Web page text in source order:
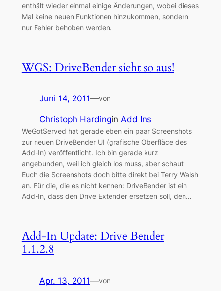
enthält wieder einmal einige Änderungen, wobei dieses
Mal keine neuen Funktionen hinzukommen, sondern
nur Fehler behoben werden.
WGS: DriveBender sieht so aus!
Juni 14, 2011—von
Christoph Hardingin Add Ins
WeGotServed hat gerade eben ein paar Screenshots
zur neuen DriveBender UI (grafische Oberfläce des
Add-In) veröffentlicht. Ich bin gerade kurz
angebunden, weil ich gleich los muss, aber schaut
Euch die Screenshots doch bitte direkt bei Terry Walsh
an. Für die, die es nicht kennen: DriveBender ist ein
Add-In, dass den Drive Extender ersetzen soll, den…
Add-In Update: Drive Bender
1.1.2.8
Apr. 13, 2011—von